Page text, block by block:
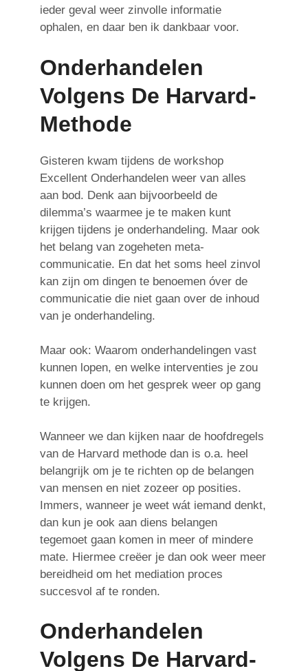
ieder geval weer zinvolle informatie
ophalen, en daar ben ik dankbaar voor.
Onderhandelen
Volgens De Harvard-
Methode
Gisteren kwam tijdens de workshop
Excellent Onderhandelen weer van alles
aan bod. Denk aan bijvoorbeeld de
dilemma’s waarmee je te maken kunt
krijgen tijdens je onderhandeling. Maar ook
het belang van zogeheten meta-
communicatie. En dat het soms heel zinvol
kan zijn om dingen te benoemen óver de
communicatie die niet gaan over de inhoud
van je onderhandeling.
Maar ook: Waarom onderhandelingen vast
kunnen lopen, en welke interventies je zou
kunnen doen om het gesprek weer op gang
te krijgen.
Wanneer we dan kijken naar de hoofdregels
van de Harvard methode dan is o.a. heel
belangrijk om je te richten op de belangen
van mensen en niet zozeer op posities.
Immers, wanneer je weet wát iemand denkt,
dan kun je ook aan diens belangen
tegemoet gaan komen in meer of mindere
mate. Hiermee creëer je dan ook weer meer
bereidheid om het mediation proces
succesvol af te ronden.
Onderhandelen
Volgens De Harvard-